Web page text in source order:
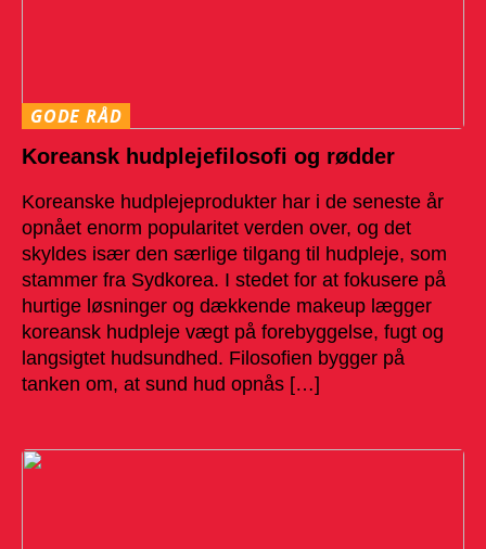
GODE RÅD
Koreansk hudplejefilosofi og rødder
Koreanske hudplejeprodukter har i de seneste år
opnået enorm popularitet verden over, og det
skyldes især den særlige tilgang til hudpleje, som
stammer fra Sydkorea. I stedet for at fokusere på
hurtige løsninger og dækkende makeup lægger
koreansk hudpleje vægt på forebyggelse, fugt og
langsigtet hudsundhed. Filosofien bygger på
tanken om, at sund hud opnås […]